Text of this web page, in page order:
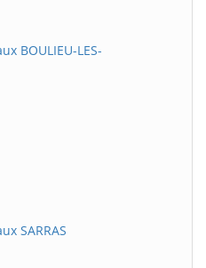
BOULIEU-LES-
SARRAS